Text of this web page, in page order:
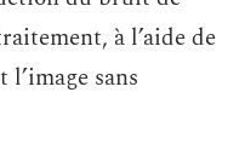
à l’aide de
sans